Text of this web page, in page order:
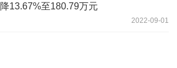
降13.67%至180.79万元
2022-09-01